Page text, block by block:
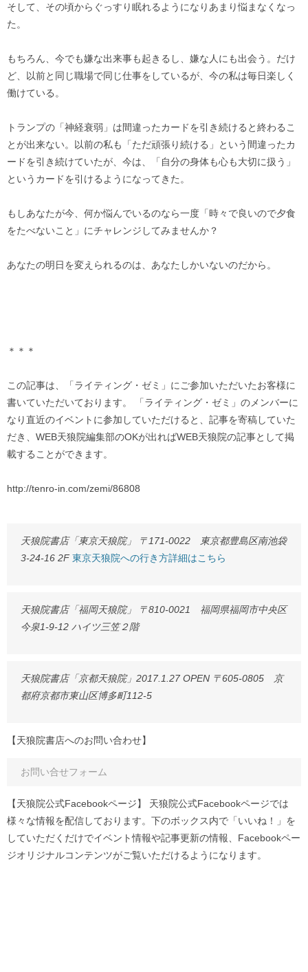
そして、その頃からぐっすり眠れるようになりあまり悩まなくなっ
た。
もちろん、今でも嫌な出来事も起きるし、嫌な人にも出会う。だけ
ど、以前と同じ職場で同じ仕事をしているが、今の私は毎日楽しく
働けている。
トランプの「神経衰弱」は間違ったカードを引き続けると終わるこ
とが出来ない。以前の私も「ただ頑張り続ける」という間違ったカ
ードを引き続けていたが、今は、「自分の身体も心も大切に扱う」
というカードを引けるようになってきた。
もしあなたが今、何か悩んでいるのなら一度「時々で良いので夕食
をたべないこと」にチャレンジしてみませんか？
あなたの明日を変えられるのは、あなたしかいないのだから。
＊＊＊
この記事は、「ライティング・ゼミ」にご参加いただいたお客様に
書いていただいております。 「ライティング・ゼミ」のメンバーに
なり直近のイベントに参加していただけると、記事を寄稿していた
だき、WEB天狼院編集部のOKが出ればWEB天狼院の記事として掲
載することができます。
http://tenro-in.com/zemi/86808
天狼院書店「東京天狼院」 〒171-0022 東京都豊島区南池袋
3-24-16 2F 東京天狼院への行き方詳細はこちら
天狼院書店「福岡天狼院」 〒810-0021 福岡県福岡市中央区
今泉1-9-12 ハイツ三笠２階
天狼院書店「京都天狼院」2017.1.27 OPEN 〒605-0805 京
都府京都市東山区博多町112-5
【天狼院書店へのお問い合わせ】
お問い合せフォーム
【天狼院公式Facebookページ】 天狼院公式Facebookページでは
様々な情報を配信しております。下のボックス内で「いいね！」を
していただくだけでイベント情報や記事更新の情報、Facebookペー
ジオリジナルコンテンツがご覧いただけるようになります。